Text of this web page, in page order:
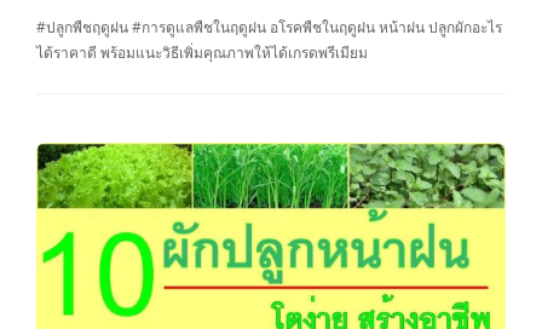
#ปลูกพืชฤดูฝน #การดูแลพืชในฤดูฝน อโรคพืชในฤดูฝน หน้าฝน ปลูกผักอะไร
ได้ราคาดี พร้อมแนะวิธีเพิ่มคุณภาพให้ได้เกรดพรีเมียม